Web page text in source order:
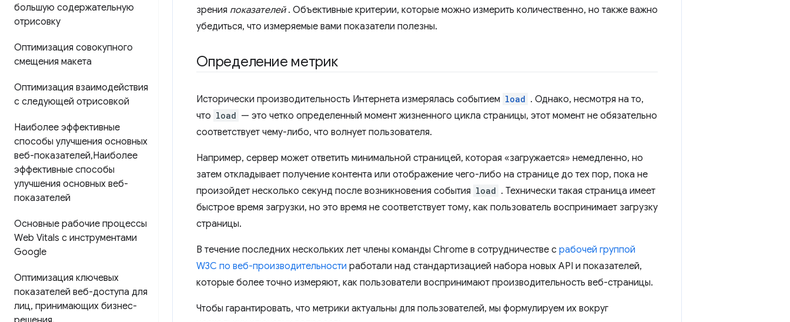
большую содержательную
отрисовку
Оптимизация совокупного
смещения макета
Оптимизация взаимодействия
с следующей отрисовкой
Наиболее эффективные
способы улучшения основных
веб-показателей,Наиболее
эффективные способы
улучшения основных веб-
показателей
Основные рабочие процессы
Web Vitals с инструментами
Google
Оптимизация ключевых
показателей веб-доступа для
лиц, принимающих бизнес-
зрения показателей. Объективные критерии, которые можно измерить количественно, но также важно
убедиться, что измеряемые вами показатели полезны.
Определение метрик
Исторически производительность Интернета измерялась событием load . Однако, несмотря на то,
что load — это четко определенный момент жизненного цикла страницы, этот момент не обязательно
соответствует чему-либо, что волнует пользователя.
Например, сервер может ответить минимальной страницей, которая «загружается» немедленно, но
затем откладывает получение контента или отображение чего-либо на странице до тех пор, пока не
произойдет несколько секунд после возникновения события load . Технически такая страница имеет
быстрое время загрузки, но это время не соответствует тому, как пользователь воспринимает загрузку
страницы.
В течение последних нескольких лет члены команды Chrome в сотрудничестве с рабочей группой
W3C по веб-производительности работали над стандартизацией набора новых API и показателей,
которые более точно измеряют, как пользователи воспринимают производительность веб-страницы.
Чтобы гарантировать, что метрики актуальны для пользователей, мы формулируем их вокруг